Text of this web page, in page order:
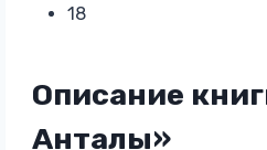
18
Описание
Анталы»